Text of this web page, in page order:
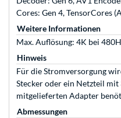
Cores: Gen 4, TensorCores
Weitere Informationen
Max. Auflösung: 4K bei
Hinweis
Für die Stromversorgung
Stecker oder ein Netzteil mit
mitgelieferten Adapter
Abmessungen